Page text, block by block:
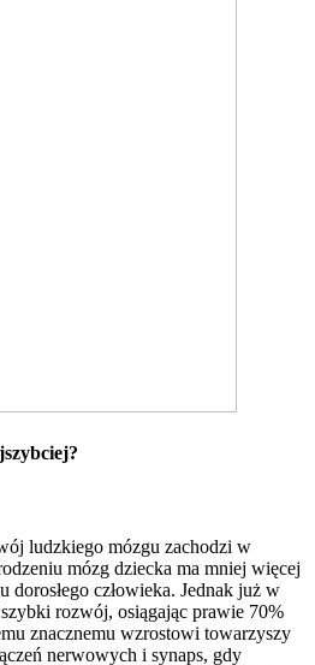
ludzkiego mózgu zachodzi w
mózg dziecka ma mniej więcej
dorosłego człowieka. Jednak już w
rozwój, osiągając prawie 70%
znacznemu wzrostowi towarzyszy
nerwowych i synaps, gdy